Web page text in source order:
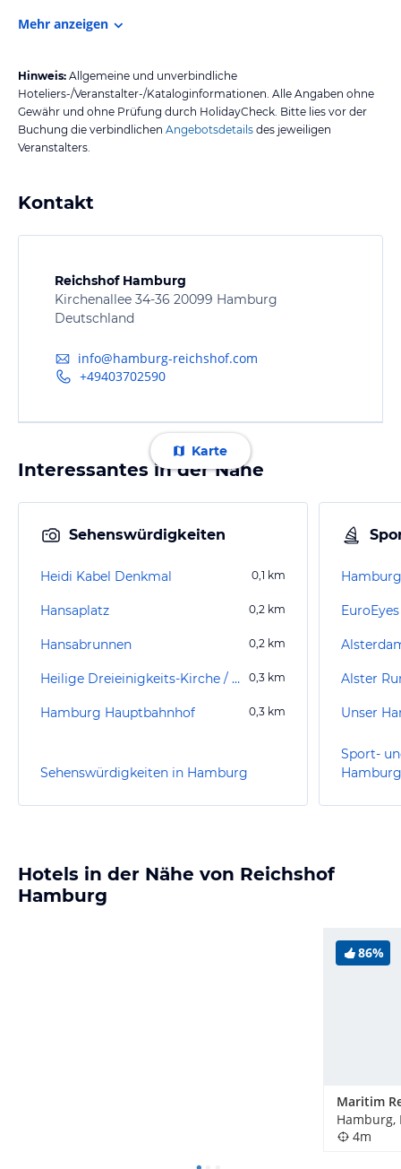
Mehr anzeigen
Hinweis: Allgemeine und unverbindliche
Hoteliers-/Veranstalter-/Kataloginformationen. Alle Angaben ohne
Gewähr und ohne Prüfung durch HolidayCheck. Bitte lies vor der
Buchung die verbindlichen Angebotsdetails des jeweiligen
Veranstalters.
Kontakt
Reichshof Hamburg
Kirchenallee 34-36 20099 Hamburg
Deutschland
info@hamburg-reichshof.com
+49403702590
Karte
Interessantes in der Nähe
Sehenswürdigkeiten
Heidi Kabel Denkmal 0,1 km
Hansaplatz 0,2 km
Hansabrunnen 0,2 km
Heilige Dreieinigkeits-Kirche / Kirche St. Georg 0,3 km
Hamburg Hauptbahnhof 0,3 km
Sehenswürdigkeiten in Hamburg
Alster
Unser
Sport-
Hamburg
Hotels in der Nähe von Reichshof
Hamburg
86%
Hamburg,
4m